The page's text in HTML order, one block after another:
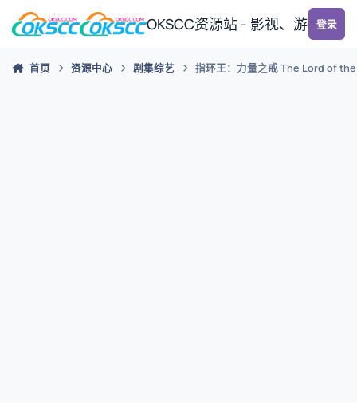
跳转到帖子
OKSCC资源站 - 影视、游戏、
登录
首页 资源中心 剧集综艺 指环王：力量之戒 The Lord of